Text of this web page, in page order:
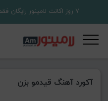
7 روز اکانت لامینور رایگان فقط با ثبت نام در سایت
آکورد آهنگ قیدمو بزن